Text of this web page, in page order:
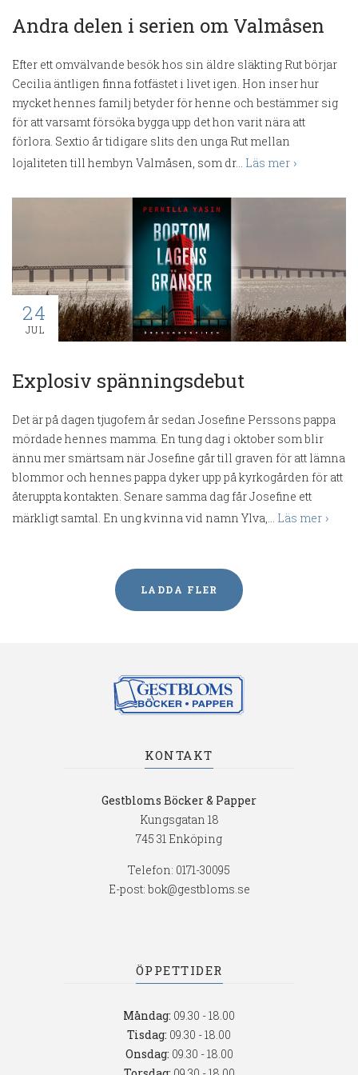
Andra delen i serien om Valmåsen
Efter ett omvälvande besök hos sin äldre släkting Rut börjar
Cecilia äntligen finna fotfästet i livet igen. Hon inser hur
mycket hennes familj betyder för henne och bestämmer sig
för att varsamt försöka bygga upp det hon varit nära att
förlora. Sextio år tidigare slits den unga Rut mellan
lojaliteten till hembyn Valmåsen, som dr... Läs mer
24
JUL
Explosiv spänningsdebut
Det är på dagen tjugofem år sedan Josefine Perssons pappa
mördade hennes mamma. En tung dag i oktober som blir
ännu mer smärtsam när Josefine går till graven för att lämna
blommor och hennes pappa dyker upp på kyrkogården för att
återuppta kontakten. Senare samma dag får Josefine ett
märkligt samtal. En ung kvinna vid namn Ylva,... Läs mer
LADDA FLER
KONTAKT
Gestbloms Böcker & Papper
Kungsgatan 18
745 31 Enköping
Telefon: 0171-30095
E-post: bok@gestbloms.se
ÖPPETTIDER
Måndag: 09.30 - 18.00
Tisdag: 09.30 - 18.00
Onsdag: 09.30 - 18.00